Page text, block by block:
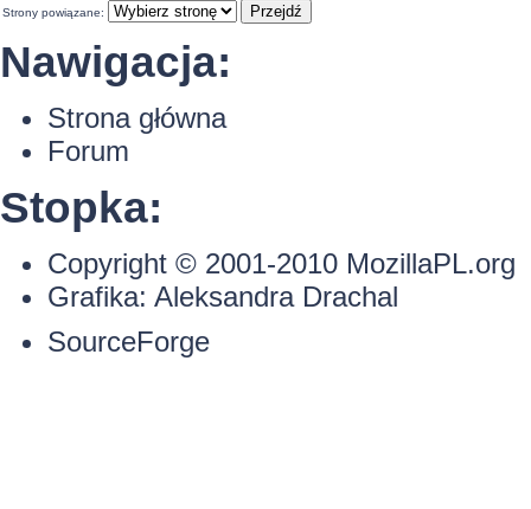
Strony powiązane:
Nawigacja:
Strona główna
Forum
Stopka:
Copyright © 2001-2010 MozillaPL.org
Grafika: Aleksandra Drachal
SourceForge